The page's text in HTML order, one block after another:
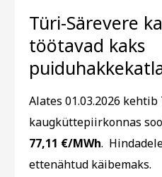
Türi-Särevere
töötavad kaks
Alates 01.03.2026
kaugküttepiirkonnas
77,11 €/MWh.
ettenähtud käibemaks.